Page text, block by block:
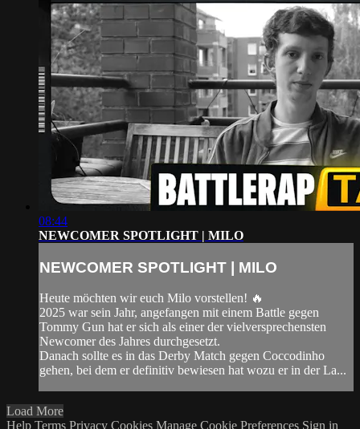
08:44
NEWCOMER SPOTLIGHT | MILO
NEWCOMER SPOTLIGHT | MILO
Heute möchten wir euch Milo vorstellen! 🔥
2025 war sein Jahr, angefangen mit einem Battle gegen
Tommy Gun hat er sich als einer der vielversprechensten
Newcomer des Jahres durchgesetzt.
Danach sollte es in das Derby Match gegen Coccodinho
gehen, bei dem er definitiv bewiesen hat wozu er in der La...
Load More
Help Terms Privacy Cookies Manage Cookie Preferences Sign in